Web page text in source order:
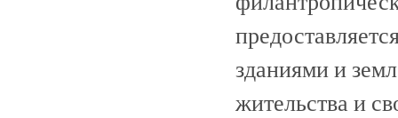
зданиями и
жительства и